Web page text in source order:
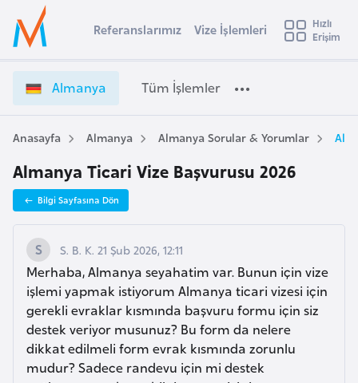
Ülke Seçimi
Başvuru yapmak istediğiniz ülkeyi seçin
Üye
Girişi
l
a
n
V
i
z
e
ş
l
e
m
l
e
e
Referanslarımız Vize İşlemleri
Hızlı
Erişim
Almanya Tüm İşlemler
Anasayfa Almanya Almanya Sorular & Yorumlar
Almanya Ticari Vize Başvurusu 2026
Bilgi Sayfasına Dön
S. B. K. 21 Şub 2026, 12:11
Merhaba, Almanya seyahatim var. Bunun için vize
işlemi yapmak istiyorum Almanya ticari vizesi için
gerekli evraklar kısmında başvuru formu için siz
destek veriyor musunuz? Bu form da nelere
dikkat edilmeli form evrak kısmında zorunlu
mudur? Sadece randevu için mi destek
s
t
r
a
A
u
s
t
u
r
y
a